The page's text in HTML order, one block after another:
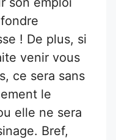
! De plus, si
venir vous
ce sera sans
le
elle ne sera
Bref,